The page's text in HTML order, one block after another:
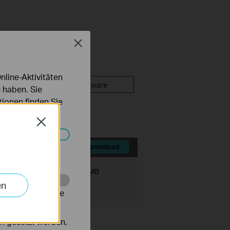
FAQ Firmware
Download
8.733 MB
Close
Aktivitäten
Sie
finden Sie
nicht
um die
gesetzt werden,
Close